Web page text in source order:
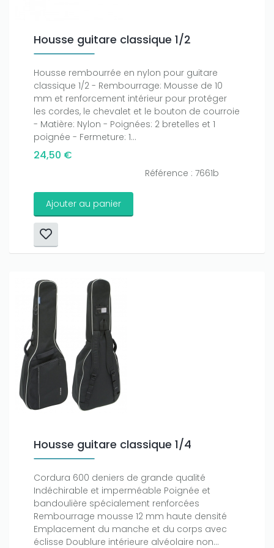
Housse guitare classique 1/2
Housse rembourrée en nylon pour guitare
classique 1/2 - Rembourrage: Mousse de 10
mm et renforcement intérieur pour protéger
les cordes, le chevalet et le bouton de courroie
- Matière: Nylon - Poignées: 2 bretelles et 1
poignée - Fermeture: 1...
24,50 €
Référence : 7661b
Ajouter au panier
Housse guitare classique 1/4
Cordura 600 deniers de grande qualité
Indéchirable et imperméable Poignée et
bandoulière spécialement renforcées
Rembourrage mousse 12 mm haute densité
Emplacement du manche et du corps avec
éclisse Doublure intérieure alvéolaire non...